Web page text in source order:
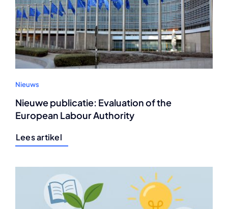
Nieuws
Nieuwe publicatie: Evaluation of the
European Labour Authority
Lees artikel